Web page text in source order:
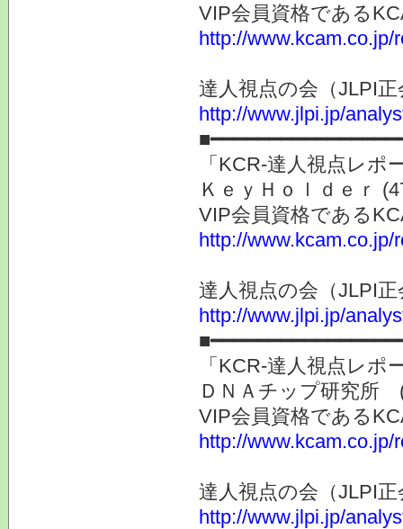
VIP会員資格である
http://www.kcam.co.jp/
達人視点の会（JLPI
http://www.jlpi.jp/
「KCR-達人視点レ
ＫｅｙＨｏｌｄｅｒ
VIP会員資格である
http://www.kcam.co.jp/
達人視点の会（JLPI
http://www.jlpi.jp/
「KCR-達人視点レ
ＤＮＡチップ研究所
VIP会員資格である
http://www.kcam.co.jp/
達人視点の会（JLPI
http://www.jlpi.jp/